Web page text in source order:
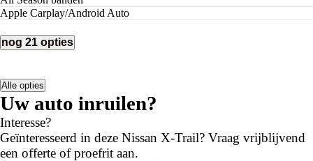
Apple Carplay/Android Auto
nog 21 opties
Alle opties
Uw auto inruilen?
Interesse?
Geïnteresseerd in deze Nissan X-Trail? Vraag vrijblijvend
een offerte of proefrit aan.